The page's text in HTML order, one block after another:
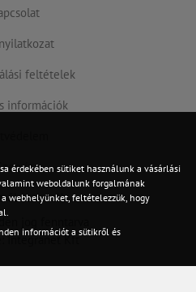
feltételek
információk
azonnal!
jog fenntarva
Integranet Kft
érdekében sütiket használunk a vásárlási
weboldalunk forgalmának
webhelyünket, feltételezzük, hogy
információt a sütikről és